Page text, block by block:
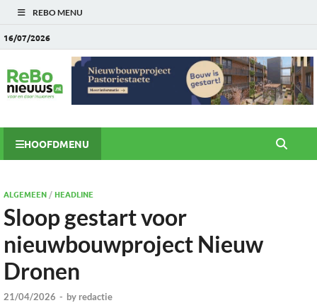
REBO MENU
16/07/2026
HOOFDMENU
ALGEMEEN/ HEADLINE
Sloop gestart voor
nieuwbouwproject Nieuw
Dronen
21/04/2026 - by redactie